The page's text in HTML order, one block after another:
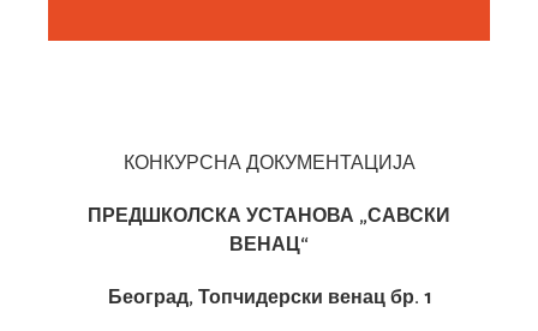
КОНКУРСНА ДОКУМЕНТАЦИЈА
ПРЕДШКОЛСКА УСТАНОВА „САВСКИ
ВЕНАЦ“
Београд, Топчидерски венац бр. 1